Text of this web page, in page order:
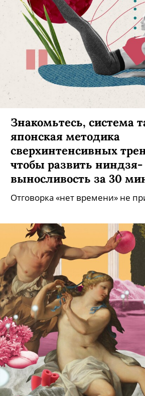
Знакомьтесь, система
японская методика
сверхинтенсивных
чтобы развить ниндзя-
выносливость за 30
Отговорка «нет времени» не